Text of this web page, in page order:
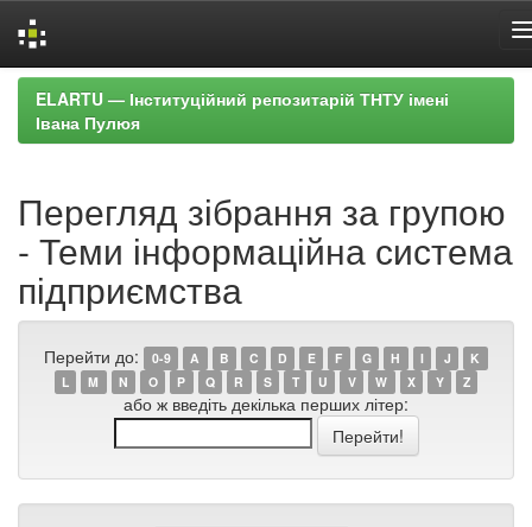
Skip
navigation
ELARTU — Інституційний репозитарій ТНТУ імені
Івана Пулюя
Перегляд зібрання за групою
- Теми інформаційна система
підприємства
Перейти до: 0-9 A B C D E F G H I J
K
L
M N O P Q R S T U V W X Y Z
або ж введіть декілька перших літер: